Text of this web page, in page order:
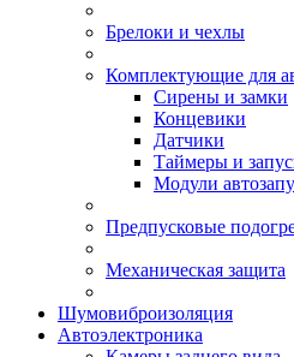
Брелоки и чехлы
Комплектующие для
Сирены и замки
Концевики
Датчики
Таймеры и
Модули
Предпусковые
Механическая защита
Шумовиброизоляция
Автоэлектроника